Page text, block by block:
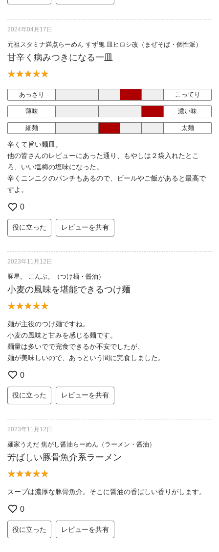
2024年04月17日
元祖スタミナ満点らーめん すず鬼 皿ヒロシ改（まぜそば・個性派）
甘辛く病みつきになる一皿
あっさり こってり
薄味 濃い味
細麺 太麺
辛くて旨い麺皿。
他の皆さんのレビューにあった通り、もやしは２袋入れたとこ
ろ、いい塩梅の塩味になった。
辛くニンニクのパンチもあるので、ビールやご飯があると最高で
すよ。
0
役に立った レビューを共有
2023年11月12日
豚星。 こんぶ。（つけ麺・醤油）
小麦の風味を堪能できるつけ麺
麺が主役のつけ麺ですね。
小麦の風味と甘みを感じる麺です。
麺量は多いでで完食できるか不安でしたが、
麺が美味しいので、あっという間に完食しました。
0
役に立った レビューを共有
2023年11月12日
麺家うえだ 焦がし醤油らーめん（ラーメン・醤油）
芳ばしい豚骨魚介系ラーメン
スープは濃厚な豚骨魚介。そこに醤油の香ばしい香りがします。
0
役に立った レビューを共有